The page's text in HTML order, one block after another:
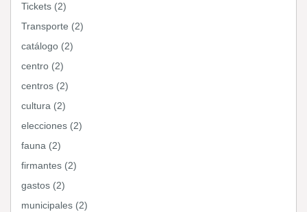
Tickets (2)
Transporte (2)
catálogo (2)
centro (2)
centros (2)
cultura (2)
elecciones (2)
fauna (2)
firmantes (2)
gastos (2)
municipales (2)